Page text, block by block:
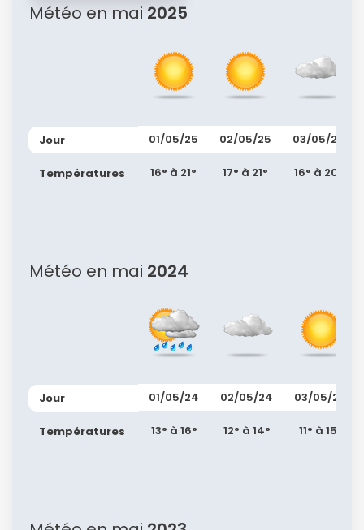
Météo en mai 2025
Jour
Températures
01/05/25
16° à 21°
02/05/25
17° à 21°
03/05/25
16° à 20°
Météo en mai 2024
Jour
Températures
01/05/24
13° à 16°
02/05/24
12° à 14°
03/05/24
11° à 15°